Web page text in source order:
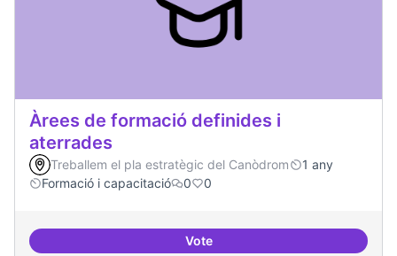
Àrees de formació definides i
aterrades
Treballem el pla estratègic del Canòdrom
1 any
Formació i capacitació
0 0
VoteÀrees de formació definides i